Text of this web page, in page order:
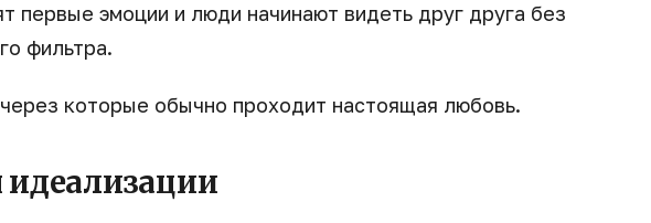
первые эмоции и люди начинают видеть друг друга без
фильтра.
которые обычно проходит настоящая любовь.
идеализации